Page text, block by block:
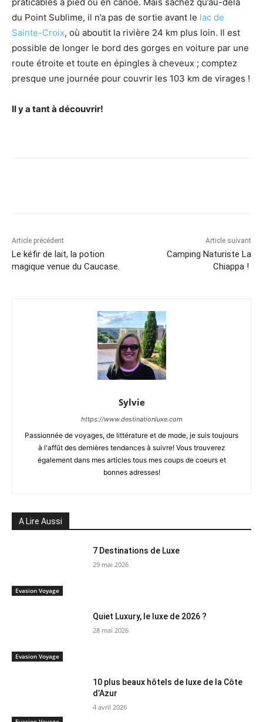
praticables à pied ou en canoë. Mais sachez qu’au-delà
du Point Sublime, il n’a pas de sortie avant le lac de
Sainte-Croix, où aboutit la rivière 24 km plus loin. Il est
possible de longer le bord des gorges en voiture par une
route étroite et toute en épingles à cheveux ; comptez
presque une journée pour couvrir les 103 km de virages !
Il y a tant à découvrir!
Article précédent
Le kéfir de lait, la potion
magique venue du Caucase.
Article suivant
Camping Naturiste La
Chiappa !
Sylvie
https://www.destinationluxe.com
Passionnée de voyages, de littérature et de mode, je suis toujours
à l'affût des dernières tendances à suivre! Vous trouverez
également dans mes articles tous mes coups de coeurs et
bonnes adresses!
A Lire Aussi
Evasion Voyage
7 Destinations de Luxe
29 mai 2026
Evasion Voyage
Quiet Luxury, le luxe de 2026 ?
28 mai 2026
10 plus beaux hôtels de luxe de la Côte
d’Azur
4 avril 2026